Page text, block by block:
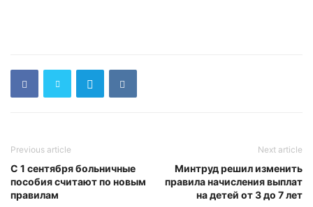
Previous article
С 1 сентября больничные
пособия считают по новым
правилам
Next article
Минтруд решил изменить
правила начисления выплат
на детей от 3 до 7 лет